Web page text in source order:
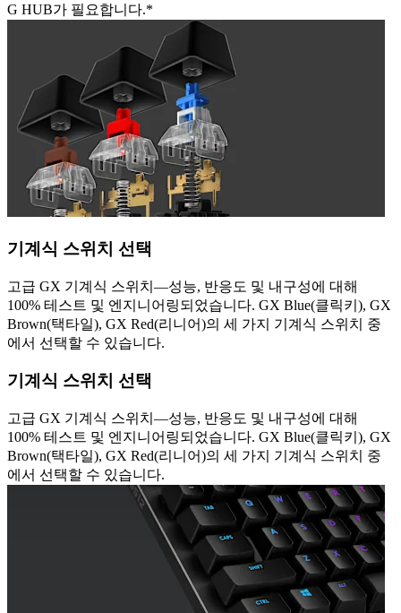
G HUB가 필요합니다.*
기계식 스위치 선택
고급 GX 기계식 스위치—성능, 반응도 및 내구성에 대해
100% 테스트 및 엔지니어링되었습니다. GX Blue(클릭키), GX
Brown(택타일), GX Red(리니어)의 세 가지 기계식 스위치 중
에서 선택할 수 있습니다.
기계식 스위치 선택
고급 GX 기계식 스위치—성능, 반응도 및 내구성에 대해
100% 테스트 및 엔지니어링되었습니다. GX Blue(클릭키), GX
Brown(택타일), GX Red(리니어)의 세 가지 기계식 스위치 중
에서 선택할 수 있습니다.